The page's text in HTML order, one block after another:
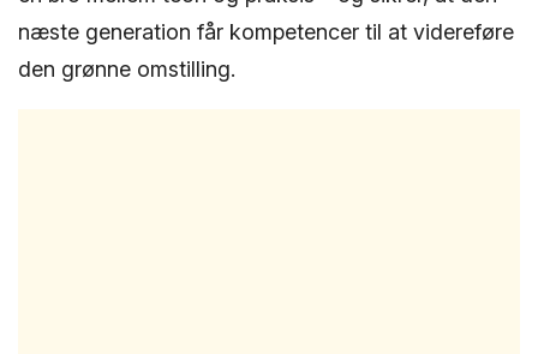
næste generation får kompetencer til at videreføre
den grønne omstilling.